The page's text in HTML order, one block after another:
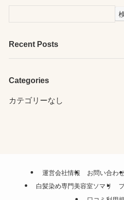
Recent Posts
Categories
カテゴリーなし
運営会社情報 お問い合わ
白髪染め専門美容室ソマリ